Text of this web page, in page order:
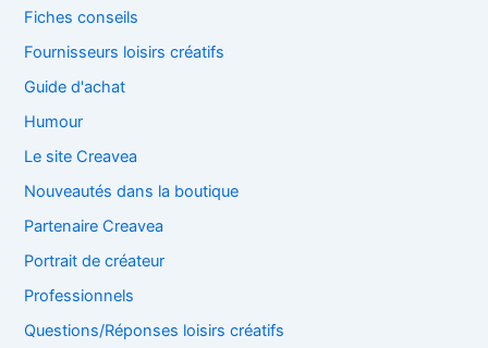
Fiches conseils
Fournisseurs loisirs créatifs
Guide d'achat
Humour
Le site Creavea
Nouveautés dans la boutique
Partenaire Creavea
Portrait de créateur
Professionnels
Questions/Réponses loisirs créatifs